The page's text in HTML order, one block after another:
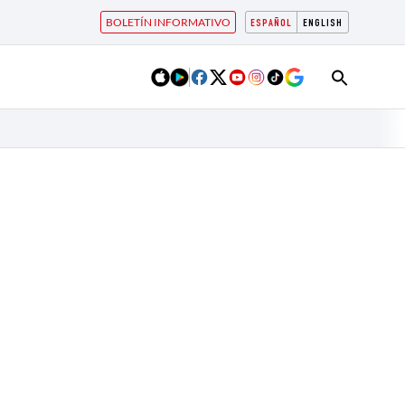
ESPAÑOL ENGLISH
BOLETÍN INFORMATIVO